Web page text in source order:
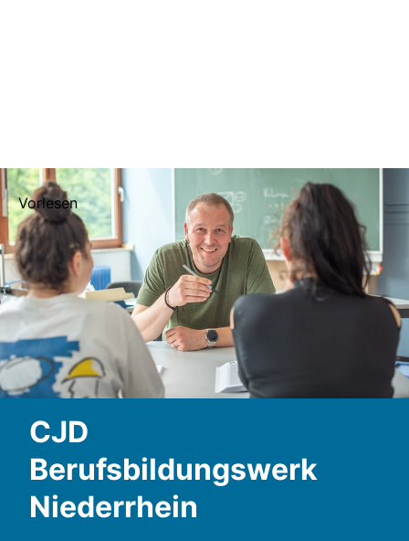
Vorlesen
CJD
Berufsbildungswerk
Niederrhein